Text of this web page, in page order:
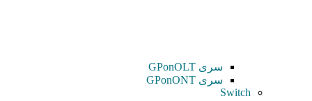
سری GPonOLT
سری GPonONT
Switch